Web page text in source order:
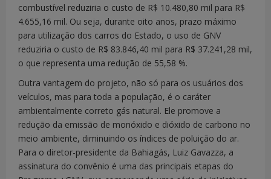
combustível reduziria o custo de R$ 10.480,80 mil para R$
4.655,16 mil. Ou seja, durante oito anos, prazo máximo
para utilização dos carros do Estado, o uso de GNV
reduziria o custo de R$ 83.846,40 mil para R$ 37.241,28 mil,
o que representa uma redução de 55,58 %.
Outra vantagem do projeto, não só para os usuários dos
veículos, mas para toda a população, é o caráter
ambientalmente correto gás natural. Ele promove a
redução da emissão de monóxido e dióxido de carbono no
meio ambiente, diminuindo os índices de poluição do ar.
Para o diretor-presidente da Bahiagás, Luiz Gavazza, a
assinatura do convênio é uma das principais etapas do